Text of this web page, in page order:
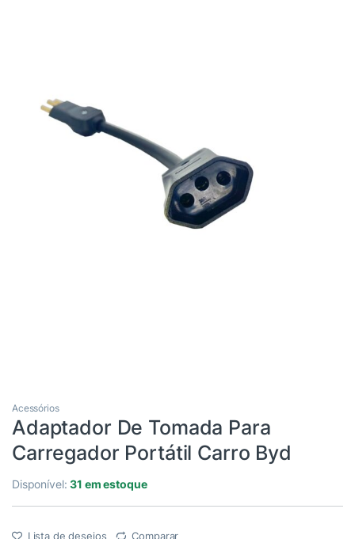
Acessórios
Adaptador De Tomada Para
Carregador Portátil Carro Byd
Disponível:31 em estoque
Lista de desejos Comparar